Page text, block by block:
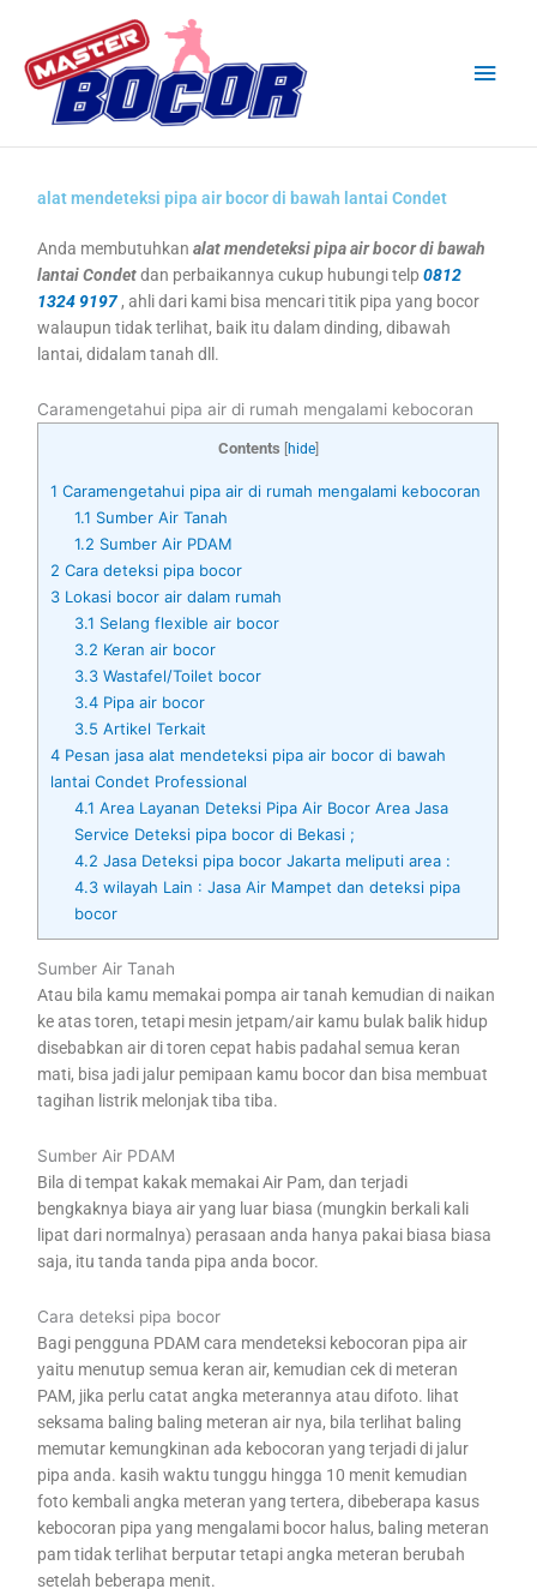
content
alat mendeteksi pipa air bocor di bawah lantai Condet
Anda membutuhkan alat mendeteksi pipa air bocor di bawah
lantai Condetdan perbaikannya cukup hubungi telp 0812
1324 9197 , ahli dari kami bisa mencari titik pipa yang bocor
walaupun tidak terlihat, baik itu dalam dinding, dibawah
lantai, didalam tanah dll.
Caramengetahui pipa air di rumah mengalami kebocoran
Contents [hide]
1 Caramengetahui pipa air di rumah mengalami kebocoran
1.1 Sumber Air Tanah
1.2 Sumber Air PDAM
2 Cara deteksi pipa bocor
3 Lokasi bocor air dalam rumah
3.1 Selang flexible air bocor
3.2 Keran air bocor
3.3Wastafel/Toilet bocor
3.4Pipa air bocor
3.5 Artikel Terkait
4 Pesan jasa alat mendeteksi pipa air bocor di bawah
lantai Condet Professional
4.1 Area Layanan Deteksi Pipa Air Bocor Area Jasa
Service Deteksi pipa bocor di Bekasi ;
4.2 Jasa Deteksi pipa bocor Jakarta meliputi area :
4.3wilayah Lain : Jasa Air Mampet dan deteksi pipa
bocor
Sumber Air Tanah
Atau bila kamu memakai pompa air tanah kemudian di naikan
ke atas toren, tetapi mesin jetpam/air kamu bulak balik hidup
disebabkan air di toren cepat habis padahal semua keran
mati, bisa jadi jalur pemipaan kamu bocor dan bisa membuat
tagihan listrik melonjak tiba tiba.
Sumber Air PDAM
Bila di tempat kakak memakai Air Pam, dan terjadi
bengkaknya biaya air yang luar biasa (mungkin berkali kali
lipat dari normalnya) perasaan anda hanya pakai biasa biasa
saja, itu tanda tanda pipa anda bocor.
Cara deteksi pipa bocor
Bagi pengguna PDAM cara mendeteksi kebocoran pipa air
yaitu menutup semua keran air, kemudian cek di meteran
PAM, jika perlu catat angka meterannya atau difoto. lihat
seksama baling baling meteran air nya, bila terlihat baling
memutar kemungkinan ada kebocoran yang terjadi di jalur
pipa anda. kasih waktu tunggu hingga 10 menit kemudian
foto kembali angka meteran yang tertera, dibeberapa kasus
kebocoran pipa yang mengalami bocor halus, baling meteran
pam tidak terlihat berputar tetapi angka meteran berubah
setelah beberapa menit.